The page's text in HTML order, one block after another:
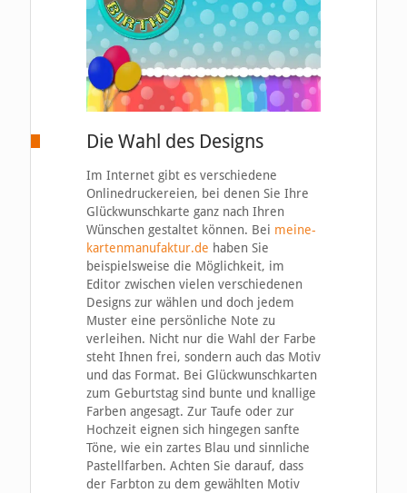
Die Wahl des Designs
Im Internet gibt es verschiedene
Onlinedruckereien, bei denen Sie Ihre
Glückwunschkarte ganz nach Ihren
Wünschen gestaltet können. Bei meine-
kartenmanufaktur.de haben Sie
beispielsweise die Möglichkeit, im
Editor zwischen vielen verschiedenen
Designs zur wählen und doch jedem
Muster eine persönliche Note zu
verleihen. Nicht nur die Wahl der Farbe
steht Ihnen frei, sondern auch das Motiv
und das Format. Bei Glückwunschkarten
zum Geburtstag sind bunte und knallige
Farben angesagt. Zur Taufe oder zur
Hochzeit eignen sich hingegen sanfte
Töne, wie ein zartes Blau und sinnliche
Pastellfarben. Achten Sie darauf, dass
der Farbton zu dem gewählten Motiv